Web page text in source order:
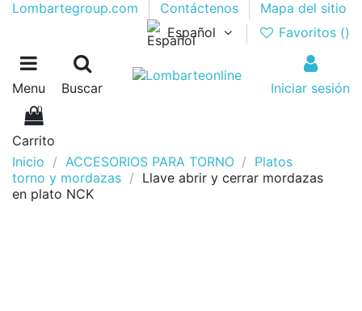
Lombartegroup.com Contáctenos
Mapa del sitio
Español
Favoritos ()
Menu Buscar Iniciar sesión
0
Carrito
Inicio
ACCESORIOS PARA TORNO
Platos
torno y mordazas
Llave abrir y cerrar mordazas
en plato NCK